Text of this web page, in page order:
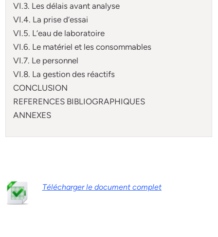
VI.3. Les délais avant analyse
VI.4. La prise d’essai
VI.5. L’eau de laboratoire
VI.6. Le matériel et les consommables
VI.7. Le personnel
VI.8. La gestion des réactifs
CONCLUSION
REFERENCES BIBLIOGRAPHIQUES
ANNEXES
Télécharger le document complet